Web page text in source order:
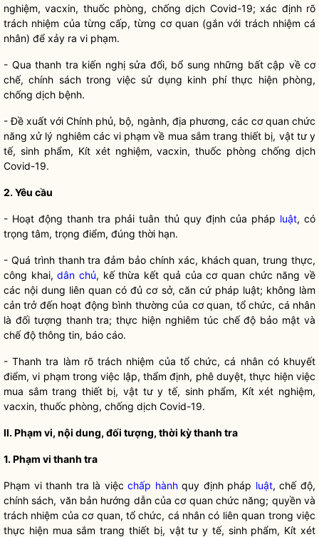
nghiệm, vacxin, thuốc phòng, chống dịch Covid-19; xác định rõ
trách nhiệm của từng cấp, từng cơ quan (gắn với trách nhiệm cá
nhân) để xảy ra vi phạm.
- Qua thanh tra kiến nghị sửa đổi, bổ sung những bất cập về cơ
chế, chính sách trong việc sử dụng kinh phí thực hiện phòng,
chống dịch bệnh.
- Đề xuất với Chính phủ, bộ, ngành, địa phương, các cơ quan chức
năng xử lý nghiêm các vi phạm về mua sắm trang thiết bị, vật tư y
tế, sinh phẩm, Kít xét nghiệm, vacxin, thuốc phòng chống dịch
Covid-19.
2. Yêu cầu
- Hoạt động thanh tra phải tuân thủ quy định của pháp luật, có
trọng tâm, trọng điểm, đúng thời hạn.
- Quá trình thanh tra đảm bảo chính xác, khách quan, trung thực,
công khai,dân chủ, kế thừa kết quả của cơ quan chức năng về
các nội dung liên quan có đủ cơ sở, căn cứ pháp luật; không làm
cản trở đến hoạt động bình thường của cơ quan, tổ chức, cá nhân
là đối tượng thanh tra; thực hiện nghiêm túc chế độ bảo mật và
chế độ thông tin, báo cáo.
- Thanh tra làm rõ trách nhiệm của tổ chức, cá nhân có khuyết
điểm, vi phạm trong việc lập, thẩm định, phê duyệt, thực hiện việc
mua sắm trang thiết bị, vật tư y tế, sinh phẩm, Kít xét nghiệm,
vacxin, thuốc phòng, chống dịch Covid-19.
II. Phạm vi, nội dung, đối tượng, thời kỳ thanh tra
1. Phạm vi thanh tra
Phạm vi thanh tra là việcchấp hànhquy định pháp luật, chế độ,
chính sách, văn bản hướng dẫn của cơ quan chức năng; quyền và
trách nhiệm của cơ quan, tổ chức, cá nhân có liên quan trong việc
thực hiện mua sắm trang thiết bị, vật tư y tế, sinh phẩm, Kít xét